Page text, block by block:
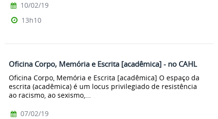
10/02/19
13h10
Oficina Corpo, Memória e Escrita [acadêmica] - no CAHL
Oficina Corpo, Memória e Escrita [acadêmica] O espaço da
escrita (acadêmica) é um locus privilegiado de resistência
ao racismo, ao sexismo,...
07/02/19